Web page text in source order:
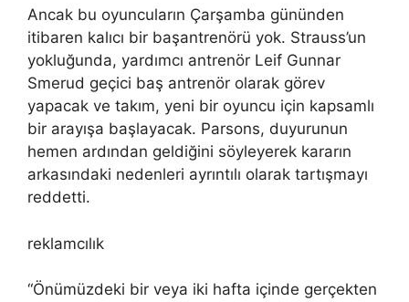
Ancak bu oyuncuların Çarşamba gününden
itibaren kalıcı bir başantrenörü yok. Strauss’un
yokluğunda, yardımcı antrenör Leif Gunnar
Smerud geçici baş antrenör olarak görev
yapacak ve takım, yeni bir oyuncu için kapsamlı
bir arayışa başlayacak. Parsons, duyurunun
hemen ardından geldiğini söyleyerek kararın
arkasındaki nedenleri ayrıntılı olarak tartışmayı
reddetti.
reklamcılık
“Önümüzdeki bir veya iki hafta içinde gerçekten